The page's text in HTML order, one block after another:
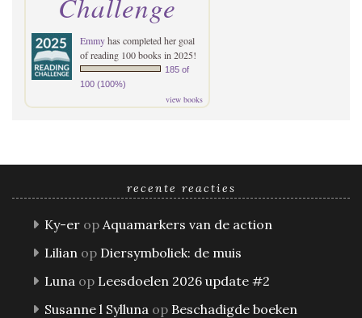
Emmyhas completed her goal
of reading 100 books in 2025!
185 of
100 (100%)
view books
recente reacties
Ky-er op Aquamarkers van de action
Lilian op Diersymboliek: de muis
Luna op Leesdoelen 2026 update #2
Susanne l Sylluna op Beschadigde boeken